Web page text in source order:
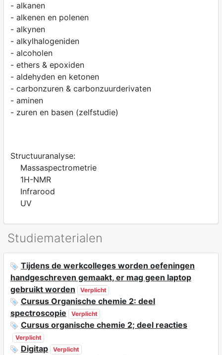
- alkanen
- alkenen en polenen
- alkynen
- alkylhalogeniden
- alcoholen
- ethers & epoxiden
- aldehyden en ketonen
- carbonzuren & carbonzuurderivaten
- aminen
- zuren en basen (zelfstudie)
Structuuranalyse:
Massaspectrometrie
1H-NMR
Infrarood
UV
Studiematerialen
Tijdens de werkcolleges worden oefeningen
handgeschreven gemaakt, er mag geen laptop
gebruikt worden
Verplicht
Cursus Organische chemie 2: deel
spectroscopie
Verplicht
Cursus organische chemie 2; deel reacties
Verplicht
Digitap Verplicht